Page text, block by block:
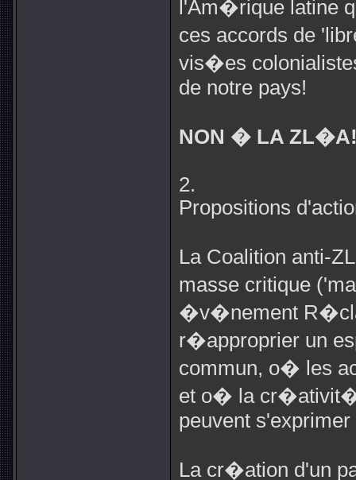
l'Am�rique latine
ces accords de
vis�es
de notre pays!
NON � LA
2.
Propositions
La Coalition anti-
masse critique
�v�nement
r�approprier un
commun, o� les
et o� la
peuvent
La cr�ation d'un